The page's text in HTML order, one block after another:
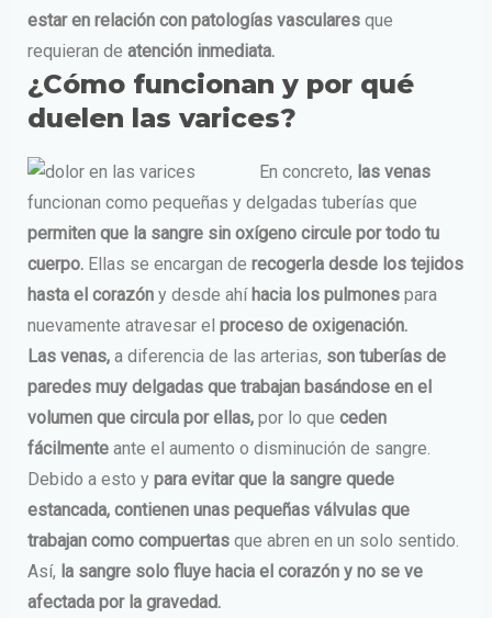
estar en relación con patologías vascularesque
requieran de atención inmediata.
¿Cómo funcionan y por qué
duelen las varices?
En concreto, las venas
funcionan como pequeñas y delgadas tuberías que
permiten que la sangre sin oxígeno circule por todo tu
cuerpo.Ellas se encargan de recogerla desde los tejidos
hasta el corazóny desde ahí hacia los pulmonespara
nuevamente atravesar el proceso de oxigenación.
Las venas,a diferencia de las arterias, son tuberías de
paredes muy delgadas que trabajan basándose en el
volumen que circula por ellas,por lo que ceden
fácilmenteante el aumento o disminución de sangre.
Debido a esto y para evitar que la sangre quede
estancada, contienen unas pequeñas válvulas que
trabajan como compuertasque abren en un solo sentido.
Así, la sangre solo fluye hacia el corazón y no se ve
afectada por la gravedad.